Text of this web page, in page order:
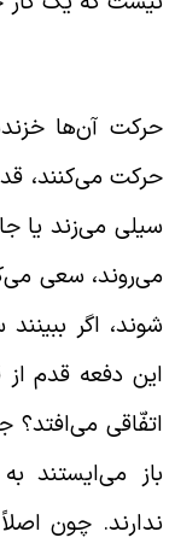
آن‌ها
می‌کنند،
می‌زند یا
سعی
اگر ببینند
دفعه قدم از
می‌افتد؟
می‌ایستند به
چون